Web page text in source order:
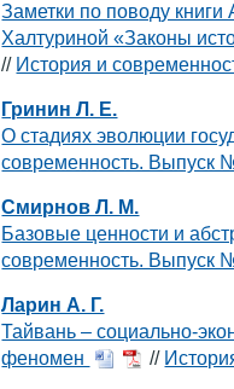
Заметки по поводу
Халтуриной «Законы
// История и
Гринин Л. Е.
О стадиях эволюции
современность. Выпуск
Смирнов Л. М.
Базовые ценности и
современность. Выпуск
Ларин А. Г.
Тайвань – социально-
феномен
//